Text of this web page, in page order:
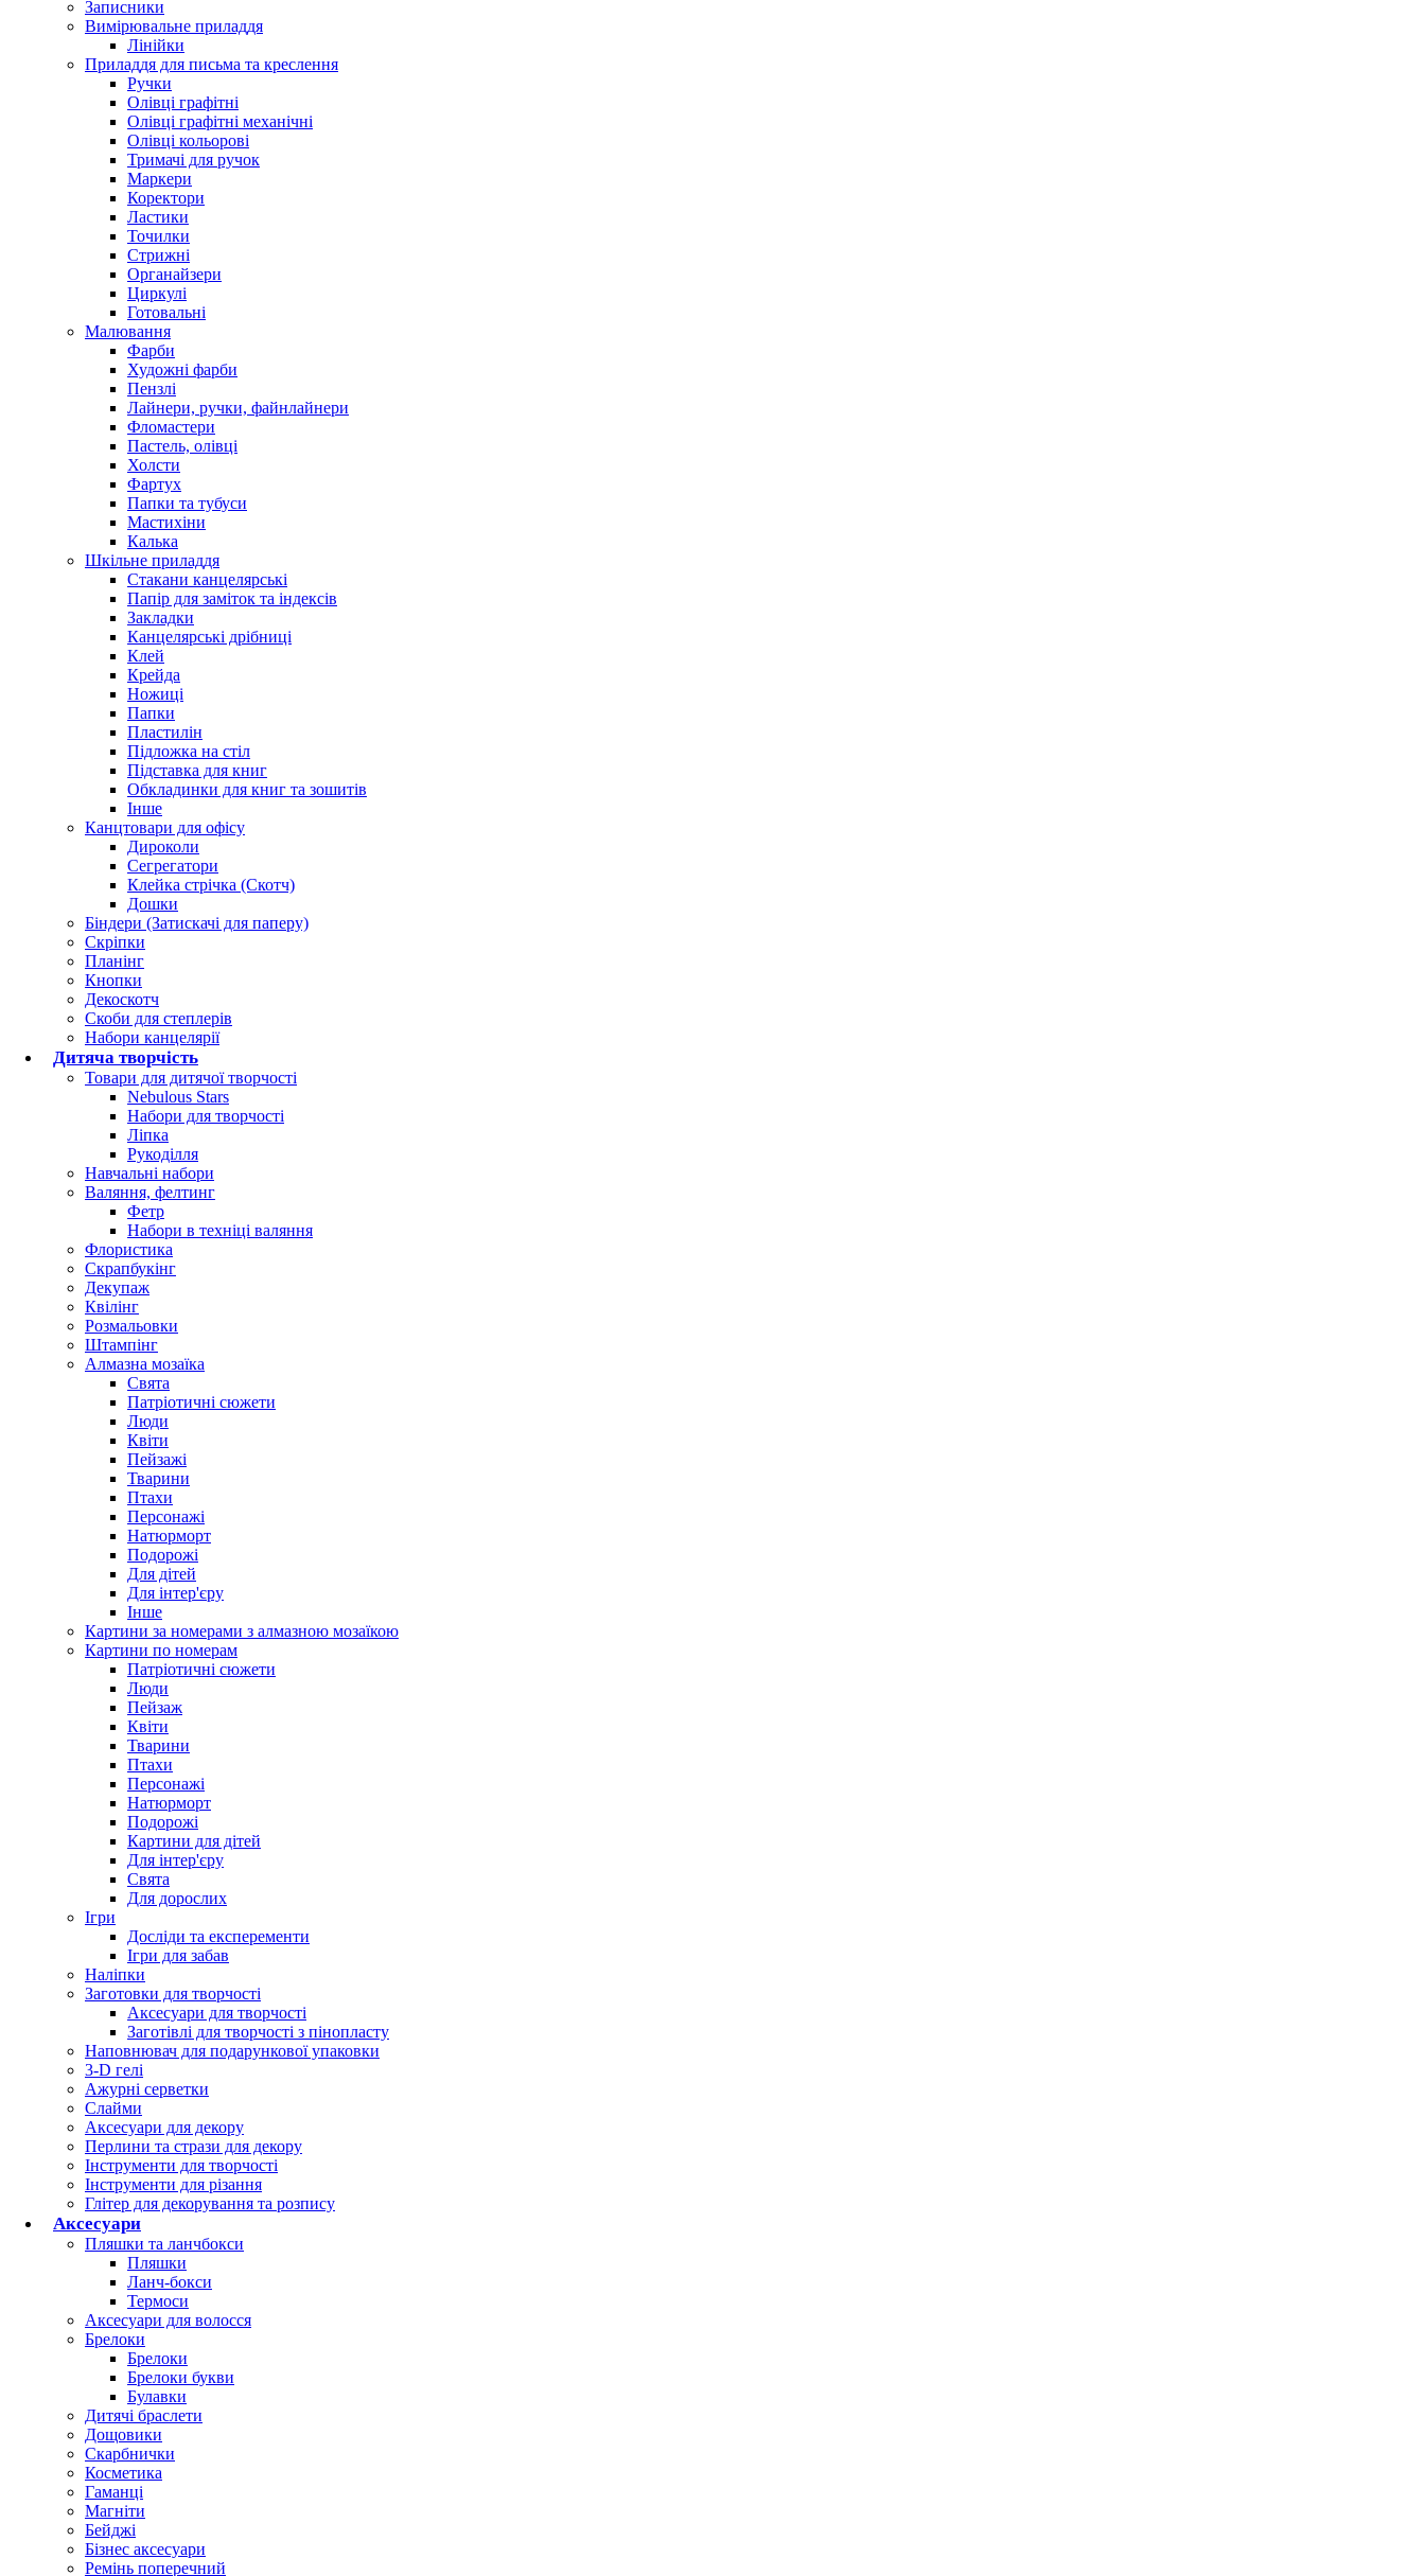
Записники
Вимірювальне приладдя
Лінійки
Приладдя для письма та креслення
Ручки
Олівці графітні
Олівці графітні механічні
Олівці кольорові
Тримачі для ручок
Маркери
Коректори
Ластики
Точилки
Стрижні
Органайзери
Циркулі
Готовальні
Малювання
Фарби
Художні фарби
Пензлі
Лайнери, ручки, файнлайнери
Фломастери
Пастель, олівці
Холсти
Фартух
Папки та тубуси
Мастихіни
Калька
Шкільне приладдя
Стакани канцелярські
Папір для заміток та індексів
Закладки
Канцелярські дрібниці
Клей
Крейда
Ножиці
Папки
Пластилін
Підложка на стіл
Підставка для книг
Обкладинки для книг та зошитів
Інше
Канцтовари для офісу
Дироколи
Сегрегатори
Клейка стрічка (Скотч)
Дошки
Біндери (Затискачі для паперу)
Скріпки
Планінг
Кнопки
Декоскотч
Скоби для степлерів
Набори канцелярії
Дитяча творчість
Товари для дитячої творчості
Nebulous Stars
Набори для творчості
Ліпка
Рукоділля
Навчальні набори
Валяння, фелтинг
Фетр
Набори в техніці валяння
Флористика
Скрапбукінг
Декупаж
Квілінг
Розмальовки
Штампінг
Алмазна мозаїка
Свята
Патріотичні сюжети
Люди
Квіти
Пейзажі
Тварини
Птахи
Персонажі
Натюрморт
Подорожі
Для дітей
Для інтер'єру
Інше
Картини за номерами з алмазною мозаїкою
Картини по номерам
Патріотичні сюжети
Люди
Пейзаж
Квіти
Тварини
Птахи
Персонажі
Натюрморт
Подорожі
Картини для дітей
Для інтер'єру
Свята
Для дорослих
Ігри
Досліди та експеременти
Ігри для забав
Наліпки
Заготовки для творчості
Аксесуари для творчості
Заготівлі для творчості з пінопласту
Наповнювач для подарункової упаковки
3-D гелі
Ажурні серветки
Слайми
Аксесуари для декору
Перлини та стрази для декору
Інструменти для творчості
Інструменти для різання
Глітер для декорування та розпису
Аксесуари
Пляшки та ланчбокси
Пляшки
Ланч-бокси
Термоси
Аксесуари для волосся
Брелоки
Брелоки
Брелоки букви
Булавки
Дитячі браслети
Дощовики
Скарбнички
Косметика
Гаманці
Магніти
Бейджі
Бізнес аксесуари
Ремінь поперечний
Увійти за допомогою
Бейдж на стрічці YES Marvel
Бейдж на стрічці YES Marvel (940233)
Немає в наявності
Артикул: 940233
Написати відгук
82.00 грн
Увійдіть на сайт
щоб
додати товар в список бажань
для відображення накопичувальної знижки
Повідомити, коли з'явиться
Увійдіть на сайтщоб
додати товар в список очікувань